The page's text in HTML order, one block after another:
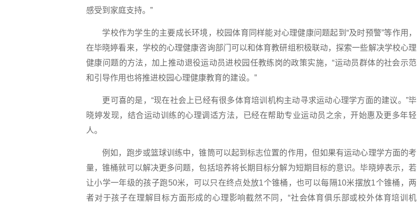
感受到家庭支持。”
学校作为学生的主要成长环境，校园体育同样能对心理健康问题起到“及时预警”等作用，
在毕晓婷看来，学校的心理健康咨询部门可以和体育教研组积极联动，探索一些解决学校心理
健康问题的方法，加上推动退役运动员进校园任教练岗的政策实施，“运动员群体的社会示范
和引导作用也将推进校园心理健康教育的建设。”
更可喜的是，“现在社会上已经有很多体育培训机构主动寻求运动心理学方面的建议。”毕
晓婷发现，结合运动训练的心理调适方法，已经在帮助专业运动员之余，开始惠及更多年轻
人。
例如，跑步或篮球训练中，锥筒可以起到标志位置的作用，但如果有运动心理学方面的考
量，锥桶就可以解决更多问题，包括培养将长期目标分解为短期目标的意识。毕晓婷表示，若
让小学一年级的孩子跑50米，可以只在终点处放1个锥桶，也可以每隔10米摆放1个锥桶，两
者对于孩子在理解目标方面形成的心理影响截然不同，“社会体育俱乐部或校外体育培训机